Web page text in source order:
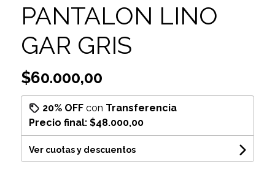
PANTALON LINO
GAR GRIS
$60.000,00
20% OFFcon Transferencia
Precio final: $48.000,00
Ver cuotas y descuentos